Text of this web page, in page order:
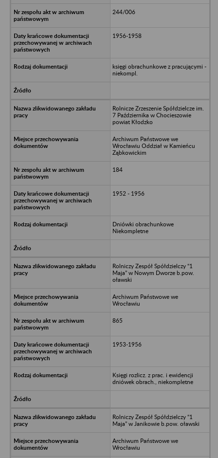
244/006
1956-1958
księgi obrachunkowe z pracującymi -
niekompl.
Rolnicze Zrzeszenie Spółdzielcze im.
7 Października w Chocieszowie
powiat Kłodzko
Archiwum Państwowe we
Wrocławiu Oddział w Kamieńcu
Ząbkowickim
184
1952 - 1956
Dniówki obrachunkowe
Niekompletne
Rolniczy Zespół Spółdzielczy “1
Maja” w Nowym Dworze b.pow.
oławski
Archiwum Państwowe we
Wrocławiu
865
1953-1956
Księgi rozlicz. z prac. i ewidencji
dniówek obrach., niekompletne
Rolniczy Zespół Spółdzielczy “1
Maja” w Janikowie b.pow. oławski
Archiwum Państwowe we
Wrocławiu